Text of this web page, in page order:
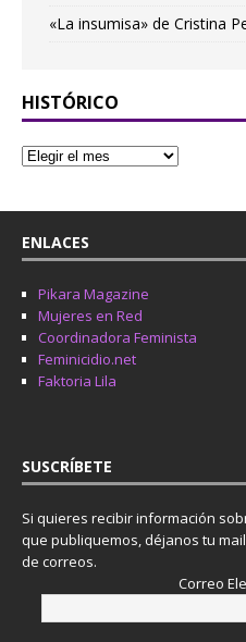
«La insumisa» de Cristina
HISTÓRICO
ENLACES
Pikara Magazine
Mujeres en Red
Coordinadora Feminista
Feminicidio.net
Faktoria Lila
SUSCRÍBETE
Si quieres recibir información
que publiquemos, déjanos tu
de correos.
Correo